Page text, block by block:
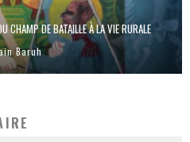
CHAMP DE BATAILLE À LA VIE RURALE
Baruh